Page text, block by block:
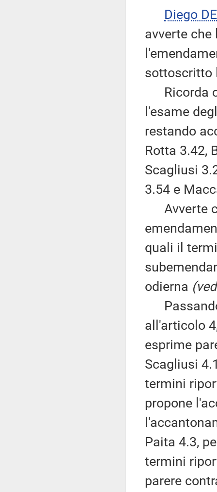
Diego
avverte
sottoscritto
Ricorda
l'esame
restando
Rotta 3.42,
Scagliusi
3.54 e
Avverte
quali il
odierna
all'articolo
esprime
Scagliusi
termini
propone
Paita 4.3,
termini
parere